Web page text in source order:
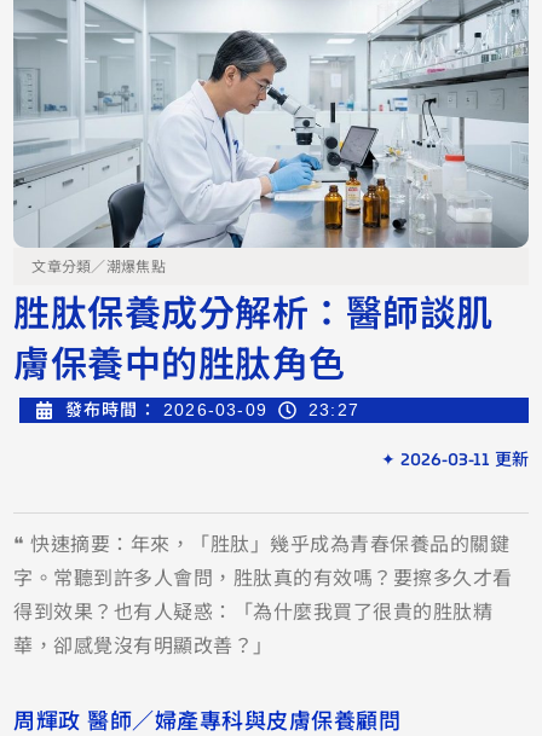
文章分類／潮爆焦點
胜肽保養成分解析：醫師談肌
膚保養中的胜肽角色
發布時間： 2026-03-09 23:27
✦ 2026-03-11 更新
❝ 快速摘要：年來，「胜肽」幾乎成為青春保養品的關鍵
字。常聽到許多人會問，胜肽真的有效嗎？要擦多久才看
得到效果？也有人疑惑：「為什麼我買了很貴的胜肽精
華，卻感覺沒有明顯改善？」
周輝政 醫師／婦產專科與皮膚保養顧問